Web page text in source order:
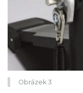
Obrázek 3